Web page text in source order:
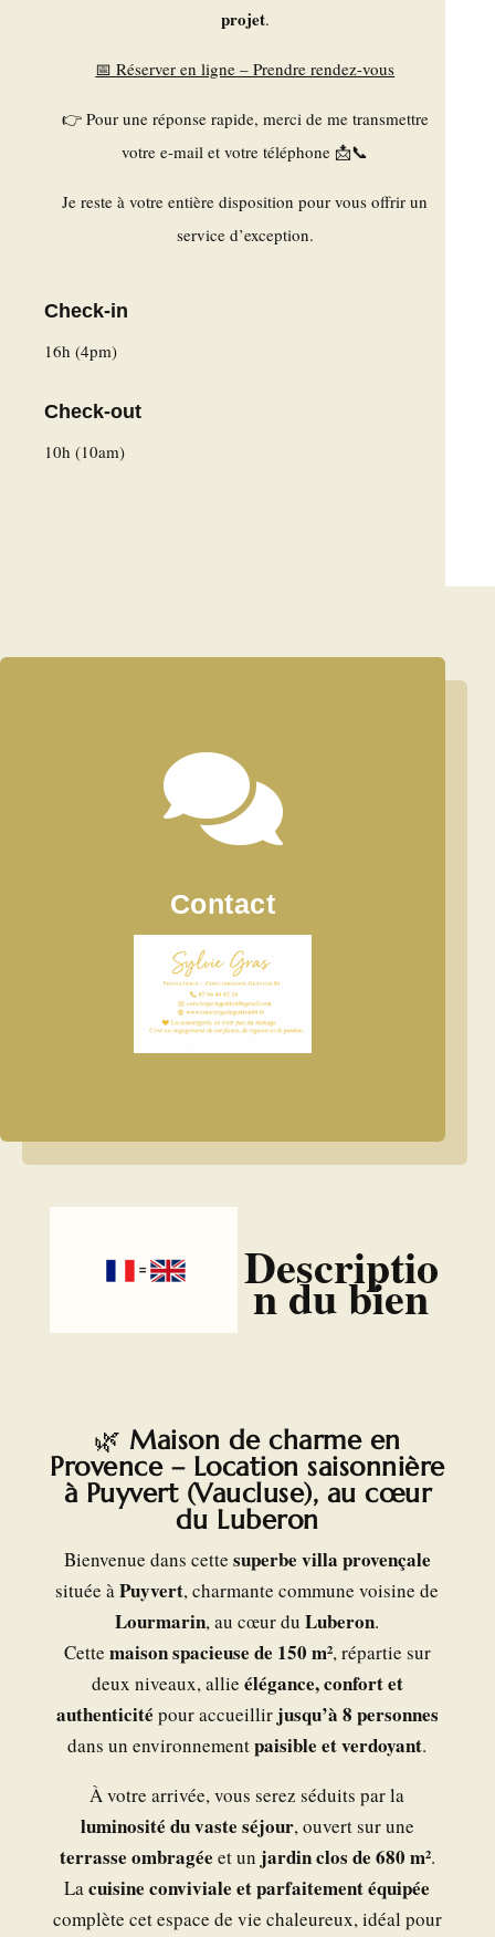
projet.
📅 Réserver en ligne – Prendre rendez-vous
👉 Pour une réponse rapide, merci de me transmettre
votre e-mail et votre téléphone 📩📞
Je reste à votre entière disposition pour vous offrir un
service d’exception.
Check-in
16h (4pm)
Check-out
10h (10am)

Contact
Descriptio
n du bien
🌿Maison de charme en
Provence – Location saisonnière
à Puyvert (Vaucluse), au cœur
du Luberon
Bienvenue dans cette superbe villa provençale
située àPuyvert, charmante commune voisine de
Lourmarin, au cœur duLuberon.
Cette maison spacieuse de 150 m², répartie sur
deux niveaux, allie élégance, confort et
authenticité pour accueillir jusqu’à 8 personnes
dans un environnementpaisible et verdoyant.
À votre arrivée, vous serez séduits par la
luminosité du vaste séjour, ouvert sur une
terrasse ombragée et un jardin clos de 680 m².
Lacuisine conviviale et parfaitement équipée
complète cet espace de vie chaleureux, idéal pour